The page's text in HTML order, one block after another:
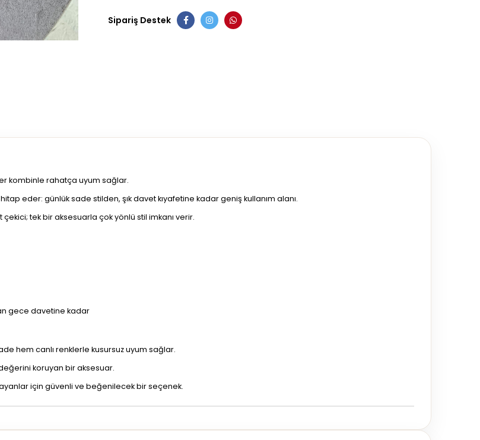
Sipariş Destek
kombinle rahatça uyum sağlar.
eder: günlük sade stilden, şık davet kıyafetine kadar geniş kullanım alanı.
tek bir aksesuarla çok yönlü stil imkanı verir.
gece davetine kadar
hem canlı renklerle kusursuz uyum sağlar.
değerini koruyan bir aksesuar.
için güvenli ve beğenilecek bir seçenek.